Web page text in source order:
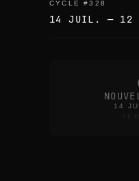
CYCLE #328
14 JUIL. — 12
14